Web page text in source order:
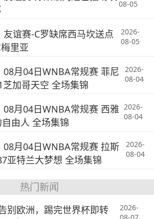
08-05
谊赛-C罗缺席西马坎送点
里亚
2026-
08-05
月04日WNBA常规赛 菲尼
加哥天空 全场集锦
2026-
08-04
08月04日WNBA常规赛 西雅
由人 全场集锦
2026-
08-04
08月04日WNBA常规赛 拉斯
亚特兰大梦想 全场集锦
2026-
08-04
热门新闻
别欧洲，踢完世界杯即转
2026-